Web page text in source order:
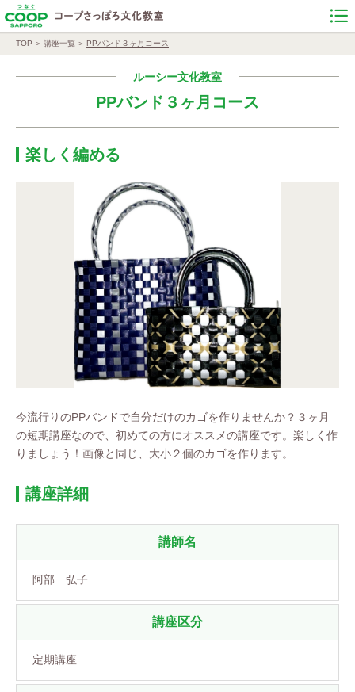
TOP 講座一覧 PPバンド３ヶ月コース
ルーシー文化教室
PPバンド３ヶ月コース
楽しく編める
今流行りのPPバンドで自分だけのカゴを作りませんか？３ヶ月
の短期講座なので、初めての方にオススメの講座です。楽しく作
りましょう！画像と同じ、大小２個のカゴを作ります。
講座詳細
講師名
阿部 弘子
講座区分
定期講座